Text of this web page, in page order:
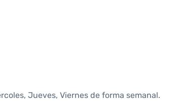
Jueves, Viernes de forma semanal.